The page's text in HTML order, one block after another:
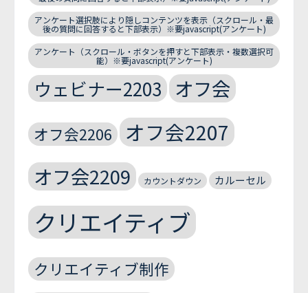
アンケート選択肢により隠しコンテンツを表示（スクロール・最
後の質問に回答すると下部表示）※要javascript(アンケート)
アンケート（スクロール・ボタンを押すと下部表示・複数選択可
能）※要javascript(アンケート)
ウェビナー2203 オフ会
オフ会2206 オフ会2207
オフ会2209 カウントダウン カルーセル
クリエイティブ
クリエイティブ制作